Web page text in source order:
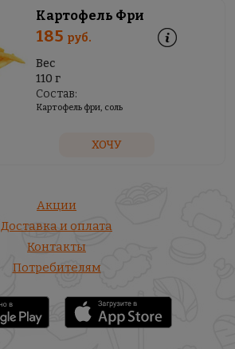
Картофель Фри
185 руб.
Вес
110 г
Состав:
Картофель фри, соль
ХОЧУ
Акции
Доставка и оплата
Контакты
Потребителям